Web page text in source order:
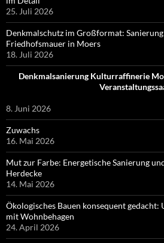
25. Juli 2026
Denkmalschutz im Großformat:
Friedhofsmauer in Moers
18. Juli 2026
Denkmalsanierung Kulturraffinerie
8. Juni 2026
Zuwachs
16. Mai 2026
Mut zur Farbe: Energetische Sanierung
Herdecke
14. Mai 2026
Ökologisches Bauen konsequent gedacht:
mit Wohnbehagen
24. April 2026